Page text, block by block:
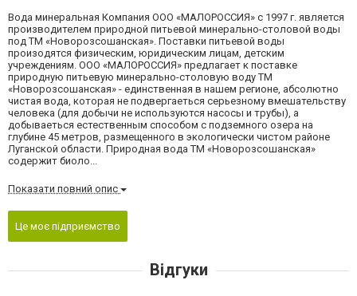
Вода минеральная Компания ООО «МАЛОРОССИЯ» с 1997 г. является
производителем природной питьевой минерально-столовой воды
под ТМ «Новорозсошанская». Поставки питьевой воды
произодятся физическим, юридическим лицам, детским
учреждениям. ООО «МАЛОРОССИЯ» предлагает к поставке
природную питьевую минерально-столовую воду ТМ
«Новорозсошанская» - единственная в нашем регионе, абсолютно
чистая вода, которая не подвергаеться серьезному вмешательству
человека (для добычи не используются насосы и трубы), а
добываеться естественным способом с подземного озера на
глубине 45 метров, размещенного в экологически чистом районе
Луганской области. Природная вода ТМ «Новорозсошанская»
содержит биоло...
Показати повний опис
Це моє підприємство
Відгуки